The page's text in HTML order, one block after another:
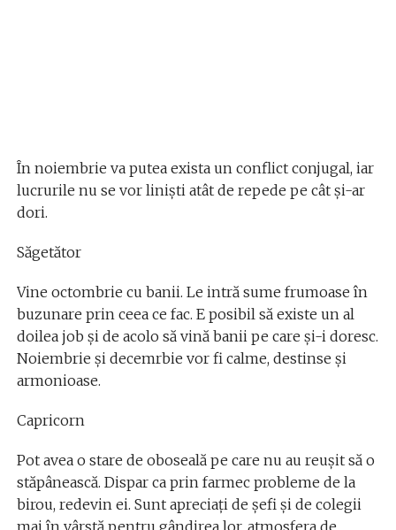
În noiembrie va putea exista un conflict conjugal, iar
lucrurile nu se vor liniști atât de repede pe cât și-ar
dori.
Săgetător
Vine octombrie cu banii. Le intră sume frumoase în
buzunare prin ceea ce fac. E posibil să existe un al
doilea job și de acolo să vină banii pe care și-i doresc.
Noiembrie și decemrbie vor fi calme, destinse și
armonioase.
Capricorn
Pot avea o stare de oboseală pe care nu au reușit să o
stăpânească. Dispar ca prin farmec probleme de la
birou, redevin ei. Sunt apreciați de șefi și de colegii
mai în vârstă pentru gândirea lor, atmosfera de